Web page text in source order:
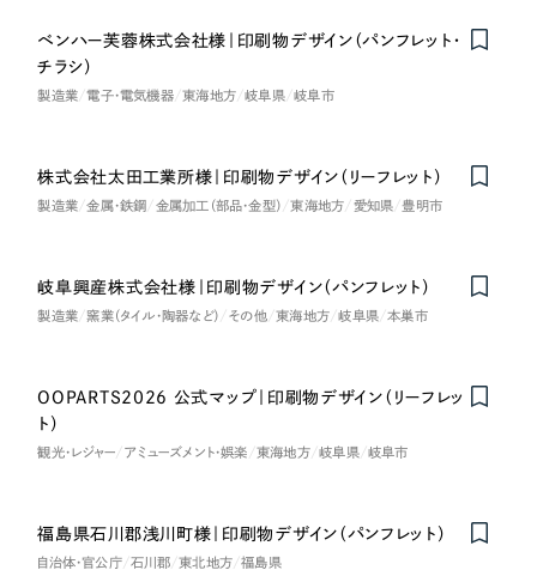
制作実績
Works
全国1,400社以上の支援実績の中から実績の
一部をご紹介します
すべて （624件）
美容・エステ
インフラ関連
不動産
金融・保険業
ベンハー芙蓉株式会社様｜印刷物デザイン（パンフレット・
チラシ）
製造業 電子・電気機器 東海地方 岐阜県 岐阜市
株式会社太田工業所様｜印刷物デザイン（リーフレット）
製造業 金属・鉄鋼 金属加工（部品・金型） 東海地方 愛知県 豊明市
岐阜興産株式会社様｜印刷物デザイン（パンフレット）
製造業 窯業（タイル・陶器など） その他 東海地方 岐阜県 本巣市
OOPARTS2026 公式マップ｜印刷物デザイン（リーフレッ
ト）
観光・レジャー アミューズメント・娯楽 東海地方 岐阜県 岐阜市
福島県石川郡浅川町様｜印刷物デザイン（パンフレット）
自治体・官公庁 石川郡 東北地方 福島県